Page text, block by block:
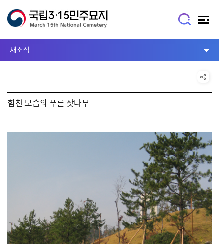
새소식
힘찬 모습의 푸른 잣나무